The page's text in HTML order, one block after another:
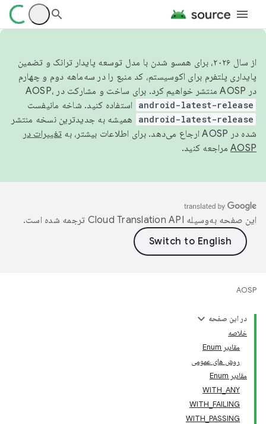
از سال ۲۰۲۶، برای همسو شدن با مدل توسعه پایدار ترانک و تضمین
پایداری پلتفرم برای اکوسیستم، کد منبع را در سه‌ماهه دوم و چهارم
در AOSP منتشر خواهیم کرد. برای ساخت و مشارکت در AOSP،
android-latest-release استفاده کنید. شاخه مانیفست
android-latest-release
همیشه به جدیدترین نسخه منتشر
شده در AOSP ارجاع می‌دهد. برای اطلاعات بیشتر، به
تغییرات در
AOSP مراجعه کنید.
این صفحه به‌وسیله ترجمه شده است.
AOSP
در این صفحه
خلاصه
مقادیر Enum
روش های عمومی
مقادیر Enum
WITH_ANY
WITH_FAILING
WITH_PASSING